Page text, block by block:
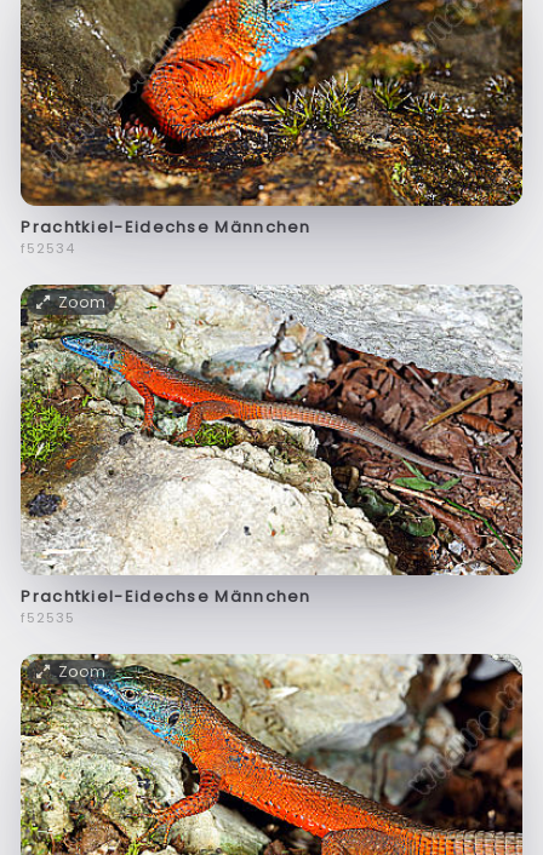
Prachtkiel-Eidechse Männchen
f52534
Zoom
Prachtkiel-Eidechse Männchen
f52535
Zoom